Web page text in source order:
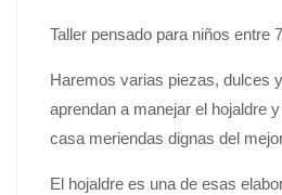
Taller pensado para niños entre
Haremos varias piezas, dulces
aprendan a manejar el hojaldre
casa meriendas dignas del
El hojaldre es una de esas